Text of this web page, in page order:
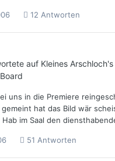
12 Antworten
auf Kleines Arschloch
uns in die Premiere
hat das Bild wär
im Saal den
51 Antworten